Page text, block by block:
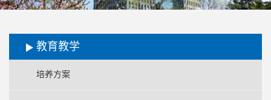
教育教学
培养方案